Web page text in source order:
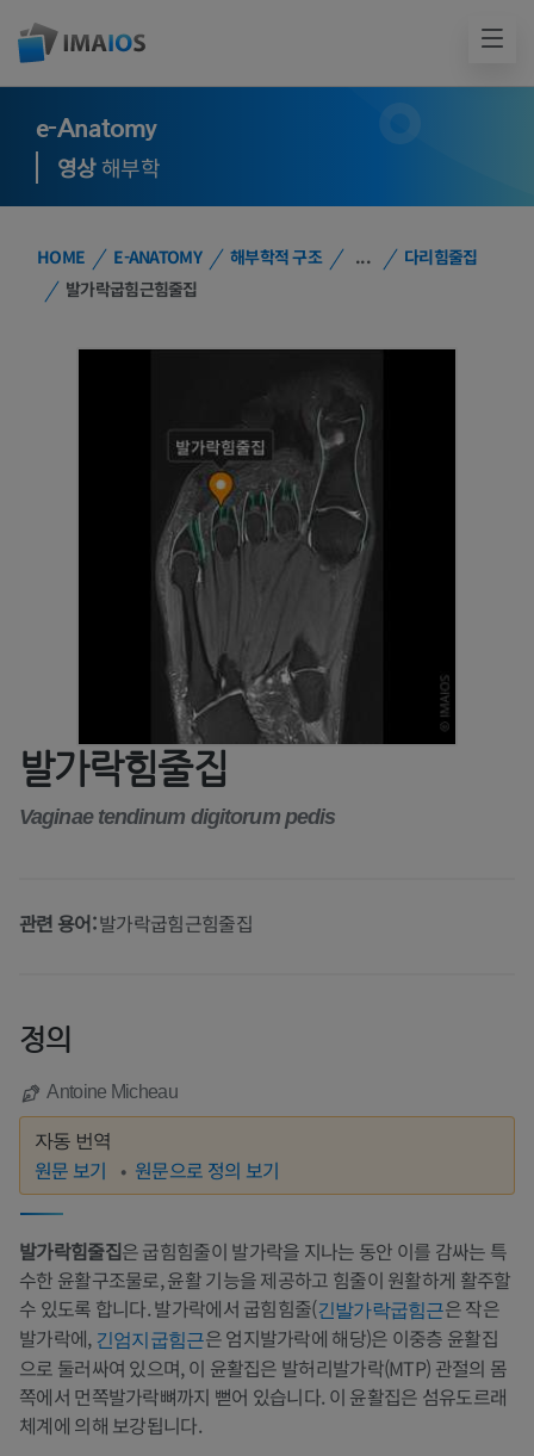
e-Anatomy
영상해부학
HOME E-ANATOMY 해부학적 구조 ...
다리힘줄집
발가락굽힘근힘줄집
발가락힘줄집
Vaginae tendinum digitorum pedis
관련 용어:발가락굽힘근힘줄집
정의
Antoine Micheau
자동 번역
원문 보기 원문으로 정의 보기
발가락힘줄집은 굽힘힘줄이 발가락을 지나는 동안 이를 감싸는 특
수한 윤활구조물로, 윤활 기능을 제공하고 힘줄이 원활하게 활주할
수 있도록 합니다. 발가락에서 굽힘힘줄(긴발가락굽힘근은 작은
발가락에,긴엄지굽힘근은 엄지발가락에 해당)은 이중층 윤활집
으로 둘러싸여 있으며, 이 윤활집은 발허리발가락(MTP) 관절의 몸
쪽에서 먼쪽발가락뼈까지 뻗어 있습니다. 이 윤활집은 섬유도르래
체계에 의해 보강됩니다.